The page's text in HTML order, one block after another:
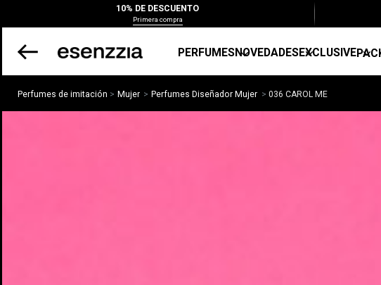
10% DE DESCUENTO
Primera compra
PERFUMESNOVEDADESEXCLUSIVE
Perfumes de imitación Mujer Perfumes Diseñador Mujer 036 CAROL ME